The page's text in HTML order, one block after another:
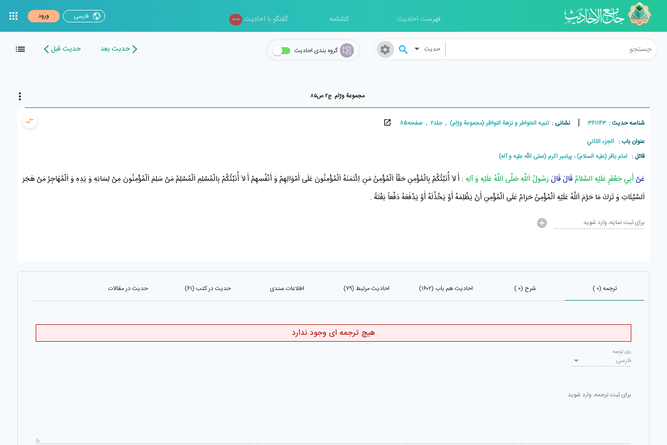
فهرست احادیث کتابنامه گفتگو با احادیث جدید فارسی ورود
حدیث گروه بندی احادیث حدیث بعد حدیث قبل
مجموعة ورّام ج۲ ص۸۵
شناسه حدیث : ۳۶۱۱۴۳ | نشانی :تنبيه الخواطر و نزهة النواظر (مجموعة ورّام) , جلد۲ , صفحه۸۵
عنوان باب : الجزء الثاني
قائل : امام باقر (علیه السلام) ، پيامبر اکرم (صلی الله علیه و آله)
عَنْأَبِي جَعْفَرٍ عَلَيْهِ السَّلاَمُقَالَ قَالَ رَسُولُ اَللَّهِ صَلَّى اَللَّهُ عَلَيْهِ وَ آلِهِ:أَ لاَ أُنَبِّئُكُمْ بِالْمُؤْمِنِ حَقّاً اَلْمُؤْمِنُ مَنِ اِئْتَمَنَهُ اَلْمُؤْمِنُونَ عَلَى أَمْوَالِهِمْ وَ أَنْفُسِهِمْ أَ لاَ أُنَبِّئُكُمْ بِالْمُسْلِمِ اَلْمُسْلِمُ مَنْ سَلِمَ اَلْمُؤْمِنُونَ مِنْ لِسَانِهِ وَ يَدِهِ وَ اَلْمُهَاجِرُ مَنْ هَجَرَ
اَلسَّيِّئَاتِ وَ تَرَكَ مَا حَرَّمَ اَللَّهُ عَلَيْهِ اَلْمُؤْمِنُ حَرَامٌ عَلَى اَلْمُؤْمِنِ أَنْ يَظْلِمَهُ أَوْ يَخْذُلَهُ أَوْ يَدْفَعَهُ دَفْعاً بَغْتَةً .
برای ثبت نمایه، وارد شوید
ترجمه (۰ ) شرح (۰ ) احادیث هم باب (۱۶۰۲) احادیث مرتبط (۷۹) اطلاعات سندی حدیث در کتب (۶۱) حدیث در مقالات
هیچ ترجمه ای وجود ندارد
فارسی
زبان ترجمه
برای ثبت ترجمه، وارد شوید